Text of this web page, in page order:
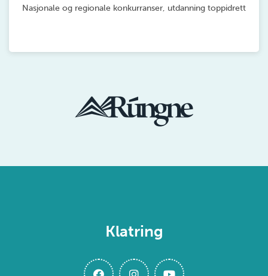
Nasjonale og regionale konkurranser, utdanning toppidrett
Klatring